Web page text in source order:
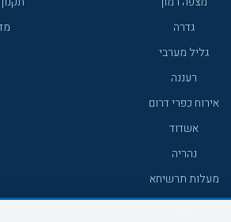
גדרה
גליל מערבי
רעננה
אירוח כפרי דרום
אשדוד
נהריה
מעלות תרשיחא
צפת